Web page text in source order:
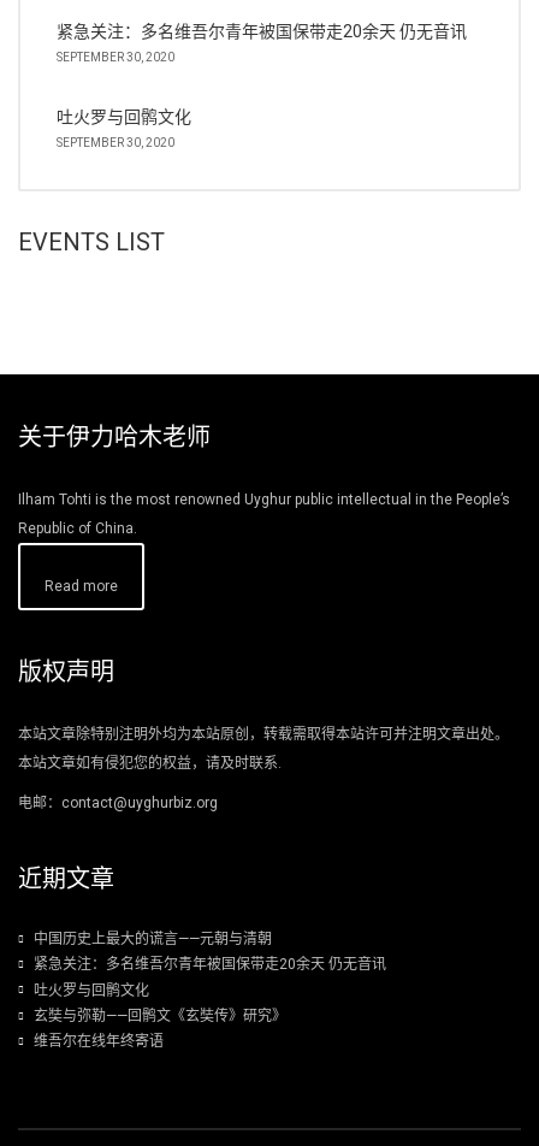
紧急关注：多名维吾尔青年被国保带走20余天 仍无音讯
SEPTEMBER 30, 2020
吐火罗与回鹘文化
SEPTEMBER 30, 2020
EVENTS LIST
关于伊力哈木老师
Ilham Tohti is the most renowned Uyghur public intellectual in the People’s
Republic of China.
Read more
版权声明
本站文章除特别注明外均为本站原创，转载需取得本站许可并注明文章出处。
本站文章如有侵犯您的权益，请及时联系.
电邮：contact@uyghurbiz.org
近期文章
中国历史上最大的谎言——元朝与清朝
紧急关注：多名维吾尔青年被国保带走20余天 仍无音讯
吐火罗与回鹘文化
玄奘与弥勒——回鹘文《玄奘传》研究》
维吾尔在线年终寄语